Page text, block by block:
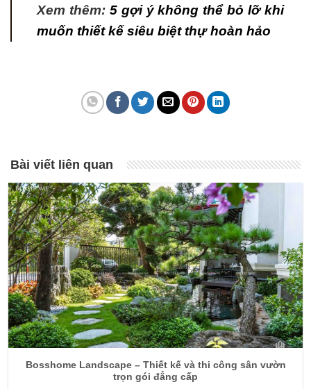
Xem thêm: 5 gợi ý không thể bỏ lỡ khi
muốn thiết kế siêu biệt thự hoàn hảo
Bài viết liên quan
Bosshome Landscape – Thiết kế và thi công sân vườn
trọn gói đẳng cấp